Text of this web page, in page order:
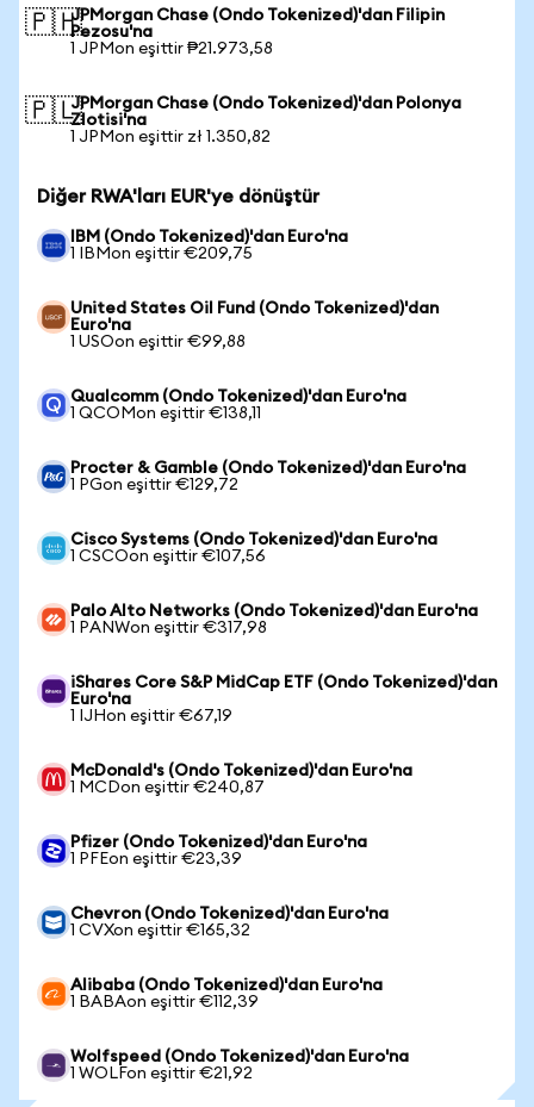
🇵🇭JPMorgan Chase (Ondo Tokenized)'dan Filipin
Pezosu'na
1 JPMon eşittir ₱21.973,58
🇵🇱JPMorgan Chase (Ondo Tokenized)'dan Polonya
Zlotisi'na
1 JPMon eşittir zł 1.350,82
Diğer RWA'ları EUR'ye dönüştür
IBM (Ondo Tokenized)'dan Euro'na
1 IBMon eşittir €209,75
United States Oil Fund (Ondo Tokenized)'dan
Euro'na
1 USOon eşittir €99,88
Qualcomm (Ondo Tokenized)'dan Euro'na
1 QCOMon eşittir €138,11
Procter & Gamble (Ondo Tokenized)'dan Euro'na
1 PGon eşittir €129,72
Cisco Systems (Ondo Tokenized)'dan Euro'na
1 CSCOon eşittir €107,56
Palo Alto Networks (Ondo Tokenized)'dan Euro'na
1 PANWon eşittir €317,98
iShares Core S&P MidCap ETF (Ondo Tokenized)'dan
Euro'na
1 IJHon eşittir €67,19
McDonald's (Ondo Tokenized)'dan Euro'na
1 MCDon eşittir €240,87
Pfizer (Ondo Tokenized)'dan Euro'na
1 PFEon eşittir €23,39
Chevron (Ondo Tokenized)'dan Euro'na
1 CVXon eşittir €165,32
Alibaba (Ondo Tokenized)'dan Euro'na
1 BABAon eşittir €112,39
Wolfspeed (Ondo Tokenized)'dan Euro'na
1 WOLFon eşittir €21,92